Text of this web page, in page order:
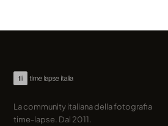
La community italiana della fotografia
time-lapse. Dal 2011.